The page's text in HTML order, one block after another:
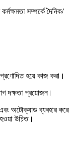
সম্পর্কে দৈনিক/
হয়ে কাজ করা।
দক্ষতা প্রয়োজন।
অটোক্যাড ব্যবহার করে
উচিত।